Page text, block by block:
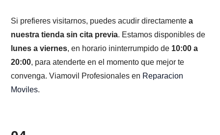
Si prefieres visitarnos, puedes acudir directamentea
nuestra tienda sin cita previa. Estamos disponibles de
lunes a viernes, en horario ininterrumpido de 10:00 a
20:00, para atenderte en el momento que mejor te
convenga. Viamovil Profesionales en Reparacion
Moviles.